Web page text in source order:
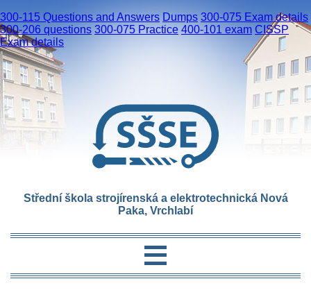
300-115 Questions and Answers Dumps 300-075 Exam details
300-206 questions 300-075 Practice 400-101 exam CISSP
Exam details
Střední škola strojírenská a elektrotechnická Nová
Paka, Vrchlabí